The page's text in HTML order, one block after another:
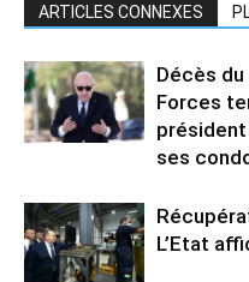
ARTICLES CONNEXES
Décès du
Forces
ses
L’Etat